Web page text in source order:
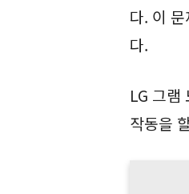
다. 이
다.
LG 그램
작동을